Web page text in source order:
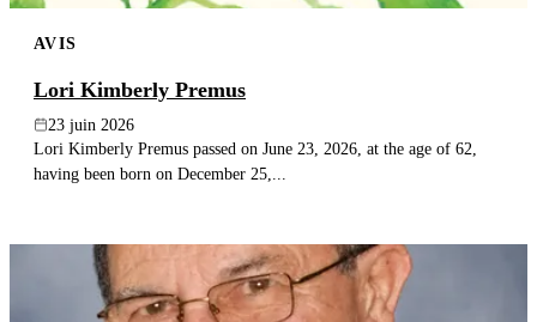
AVIS
Lori Kimberly Premus
23 juin 2026
Lori Kimberly Premus passed on June 23, 2026, at the age of 62,
having been born on December 25,...